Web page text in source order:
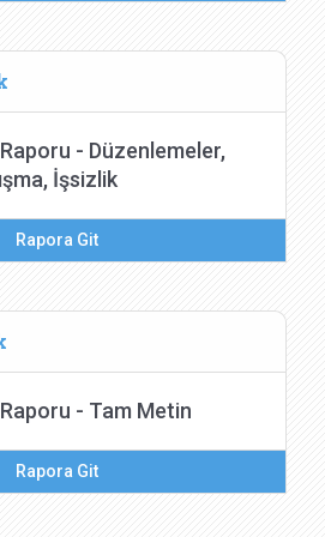
- Düzenlemeler,
İşsizlik
Rapora Git
- Tam Metin
Rapora Git